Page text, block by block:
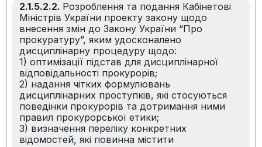
2.1.5.2.2. Розроблення та подання Кабінетові
Міністрів України проекту закону щодо
внесення змін до Закону України “Про
прокуратуру”, яким удосконалено
дисциплінарну процедуру щодо:
1) оптимізації підстав для дисциплінарної
відповідальності прокурорів;
2) надання чітких формулювань
дисциплінарних проступків, які стосуються
поведінки прокурорів та дотримання ними
правил прокурорської етики;
3) визначення переліку конкретних
відомостей, які повинна містити